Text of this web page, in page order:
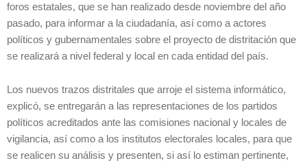
foros estatales, que se han realizado desde noviembre del año
pasado, para informar a la ciudadanía, así como a actores
políticos y gubernamentales sobre el proyecto de distritación que
se realizará a nivel federal y local en cada entidad del país.
Los nuevos trazos distritales que arroje el sistema informático,
explicó, se entregarán a las representaciones de los partidos
políticos acreditados ante las comisiones nacional y locales de
vigilancia, así como a los institutos electorales locales, para que
se realicen su análisis y presenten, si así lo estiman pertinente,